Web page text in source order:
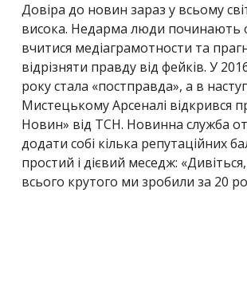
Довіра до новин зараз у всьому
висока. Недарма люди починають
вчитися медіаграмотности та
відрізняти правду від фейків. У
року стала «постправда», а в
Мистецькому Арсеналі відкрився
Новин» від ТСН. Новинна служба
додати собі кілька репутаційних
простий і дієвий меседж: «
всього крутого ми зробили за 20